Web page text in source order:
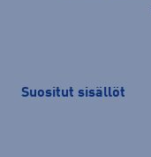
Suositut sisällöt